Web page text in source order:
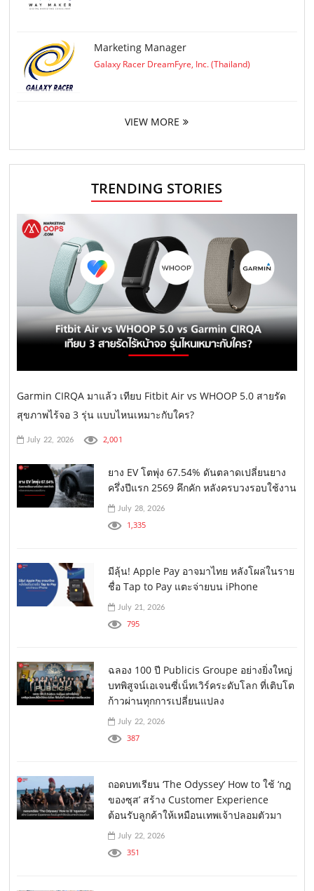
Marketing Manager
Galaxy Racer DreamFyre, Inc. (Thailand)
VIEW MORE
TRENDING STORIES
Garmin CIRQA มาแล้ว เทียบ Fitbit Air vs WHOOP 5.0 สายรัด
สุขภาพไร้จอ 3 รุ่น แบบไหนเหมาะกับใคร?
July 22, 2026 2,001
ยาง EV โตพุ่ง 67.54% ดันตลาดเปลี่ยนยาง
ครึ่งปีแรก 2569 คึกคัก หลังครบวงรอบใช้งาน
July 28, 2026
1,335
มีลุ้น! Apple Pay อาจมาไทย หลังโผล่ในราย
ชื่อ Tap to Pay แตะจ่ายบน iPhone
July 21, 2026
795
ฉลอง 100 ปี Publicis Groupe อย่างยิ่งใหญ่
บทพิสูจน์เอเจนซี่เน็ทเวิร์คระดับโลก ที่เติบโต
ก้าวผ่านทุกการเปลี่ยนแปลง
July 22, 2026
387
ถอดบทเรียน ‘The Odyssey’ How to ใช้ ‘กฎ
ของซุส’ สร้าง Customer Experience
ต้อนรับลูกค้าให้เหมือนเทพเจ้าปลอมตัวมา
July 22, 2026
351